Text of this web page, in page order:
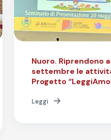
Nuoro. Riprendono a
settembre le
Progetto
Leggi